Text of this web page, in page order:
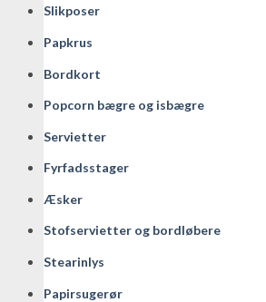
Slikposer
Papkrus
Bordkort
Popcorn bægre og isbægre
Servietter
Fyrfadsstager
Æsker
Stofservietter og bordløbere
Stearinlys
Papirsugerør